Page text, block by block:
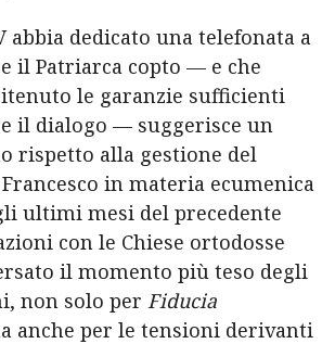
abbia dedicato una telefonata a
il Patriarca copto — e che
le garanzie sufficienti
il dialogo — suggerisce un
rispetto alla gestione del
in materia ecumenica
ultimi mesi del precedente
con le Chiese ortodosse
il momento più teso degli
non solo per Fiducia
anche per le tensioni derivanti